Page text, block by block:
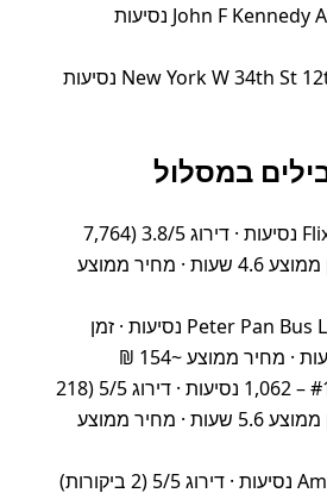
John F Kennedy Airport – 850 נסיעות
New York W 34th St 12th Ave – 839 נסיעות
במסלול
FlixBus – 4,326 נסיעות · דירוג 3.8/5 (7,764
ביקורות) · זמן ממוצע 4.6 שעות · מחיר ממוצע
Peter Pan Bus Lines – 1,181 נסיעות · זמן
מפעיל #13617 – 1,062 נסיעות · דירוג 5/5 (218
ביקורות) · זמן ממוצע 5.6 שעות · מחיר ממוצע
Amtrak – 1,006 נסיעות · דירוג 5/5 (2 ביקורות)